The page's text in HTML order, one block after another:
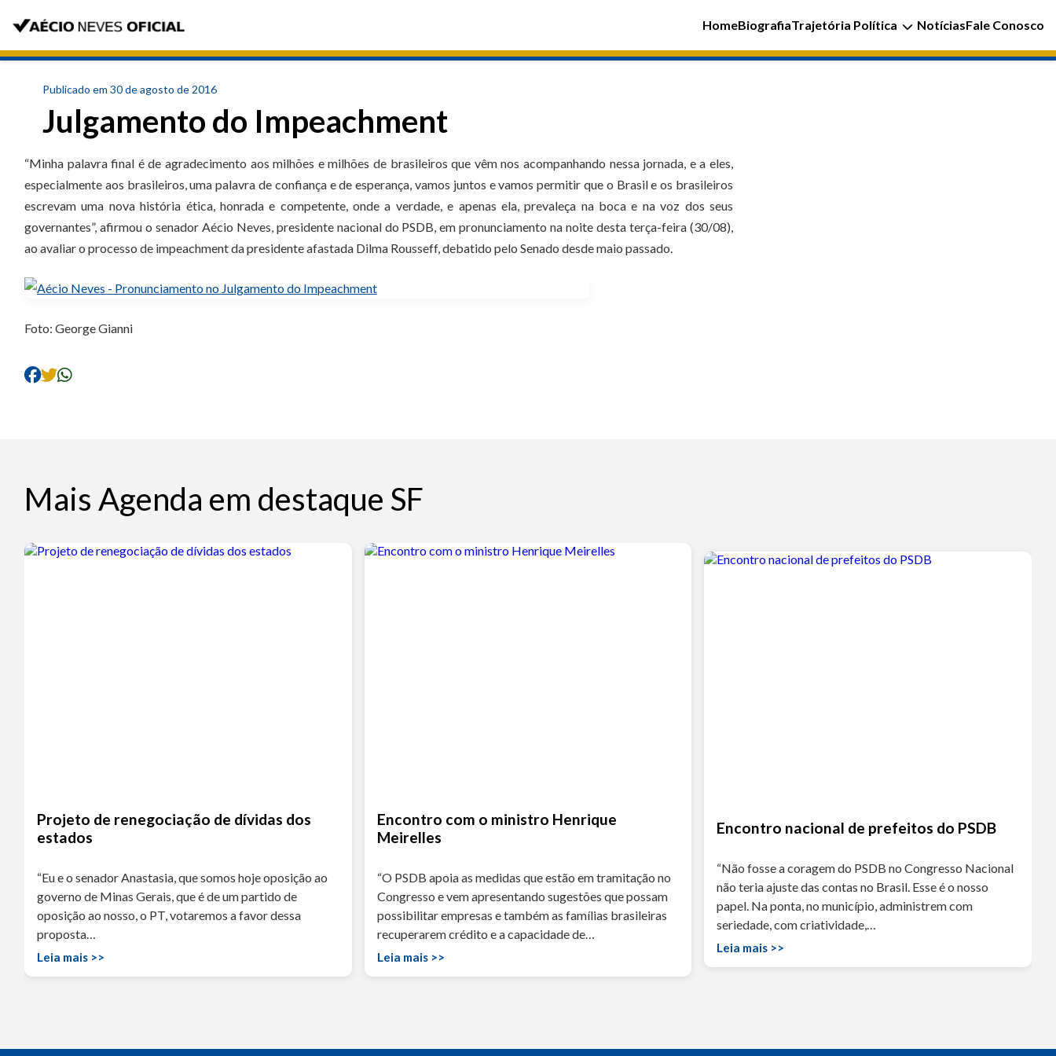
HomeBiografiaTrajetória Política NotíciasFale Conosco
Publicado em 30 de agosto de 2016
Julgamento do Impeachment
“Minha palavra final é de agradecimento aos milhões e milhões de brasileiros que vêm nos acompanhando nessa jornada, e a eles,
especialmente aos brasileiros, uma palavra de confiança e de esperança, vamos juntos e vamos permitir que o Brasil e os brasileiros
escrevam uma nova história ética, honrada e competente, onde a verdade, e apenas ela, prevaleça na boca e na voz dos seus
governantes”, afirmou o senador Aécio Neves, presidente nacional do PSDB, em pronunciamento na noite desta terça-feira (30/08),
ao avaliar o processo de impeachment da presidente afastada Dilma Rousseff, debatido pelo Senado desde maio passado.
Foto: George Gianni
Mais Agenda em destaque SF
Projeto de renegociação de dívidas dos
estados
“Eu e o senador Anastasia, que somos hoje oposição ao
governo de Minas Gerais, que é de um partido de
oposição ao nosso, o PT, votaremos a favor dessa
proposta…
Leia mais >>
Encontro com o ministro Henrique
Meirelles
“O PSDB apoia as medidas que estão em tramitação no
Congresso e vem apresentando sugestões que possam
possibilitar empresas e também as famílias brasileiras
recuperarem crédito e a capacidade de…
Leia mais >>
Encontro nacional de prefeitos do PSDB
“Não fosse a coragem do PSDB no Congresso Nacional
não teria ajuste das contas no Brasil. Esse é o nosso
papel. Na ponta, no município, administrem com
seriedade, com criatividade,…
Leia mais >>